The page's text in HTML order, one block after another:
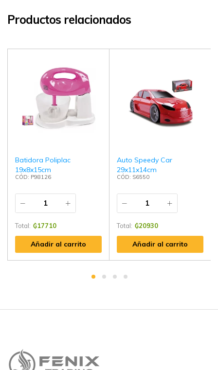
Productos relacionados
Batidora Poliplac
19x8x15cm
CÓD: P98126
Total: ₲17710
Añadir al carrito
Auto Speedy Car
29x11x14cm
CÓD: S6550
Total: ₲20930
Añadir al carrito